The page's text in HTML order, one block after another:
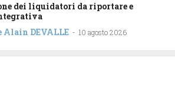
dei liquidatori da riportare e
Alain DEVALLE - 10 agosto 2026